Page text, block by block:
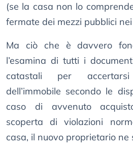
(se la casa non lo
fermate dei mezzi pubblici
Ma ciò che è davvero
l’esamina di tutti i
catastali per
dell’immobile secondo le
caso di avvenuto
scoperta di violazioni
casa, il nuovo proprietario ne